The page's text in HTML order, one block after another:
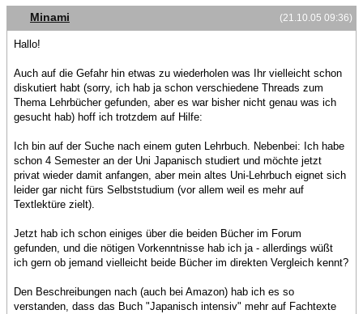
(21.10.05 09:36)
Minami
Hallo!
Auch auf die Gefahr hin etwas zu wiederholen was Ihr vielleicht schon
diskutiert habt (sorry, ich hab ja schon verschiedene Threads zum
Thema Lehrbücher gefunden, aber es war bisher nicht genau was ich
gesucht hab) hoff ich trotzdem auf Hilfe:
Ich bin auf der Suche nach einem guten Lehrbuch. Nebenbei: Ich habe
schon 4 Semester an der Uni Japanisch studiert und möchte jetzt
privat wieder damit anfangen, aber mein altes Uni-Lehrbuch eignet sich
leider gar nicht fürs Selbststudium (vor allem weil es mehr auf
Textlektüre zielt).
Jetzt hab ich schon einiges über die beiden Bücher im Forum
gefunden, und die nötigen Vorkenntnisse hab ich ja - allerdings wüßt
ich gern ob jemand vielleicht beide Bücher im direkten Vergleich kennt?
Den Beschreibungen nach (auch bei Amazon) hab ich es so
verstanden, dass das Buch "Japanisch intensiv" mehr auf Fachtexte